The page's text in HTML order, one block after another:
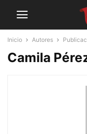
Inicio Autores
Camila